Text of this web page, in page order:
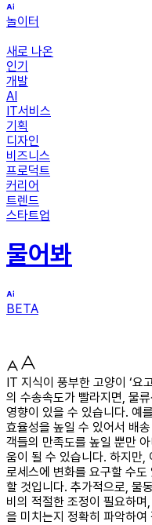
놀이터
새로 나온
인기
개발
AI
IT서비스
기획
디자인
비즈니스
프로덕트
커리어
트렌드
스타트업
물어봐
BETA
IT 지식이 풍부한 고양이 ‘요
의 수송속도가 빨라지면, 물
영향이 있을 수 있습니다. 예
효율성을 높일 수 있어서 배
객들의 만족도를 높일 뿐만
움이 될 수 있습니다. 하지만,
로세스에 변화를 요구할 수
할 것입니다. 추가적으로, 물
비의 적절한 조정이 필요하
을 미치는지 정확히 파악하